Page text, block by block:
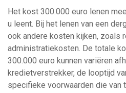
Het kost 300.000 euro lenen
u leent. Bij het lenen van een
ook andere kosten kijken, zoals
administratiekosten. De totale
300.000 euro kunnen variëren
kredietverstrekker, de looptijd
specifieke voorwaarden die van